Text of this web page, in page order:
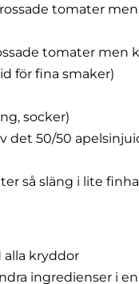
tomater
tomater men
för fina smaker)
socker)
det 50/50
så släng i lite
alla kryddor
ingredienser i